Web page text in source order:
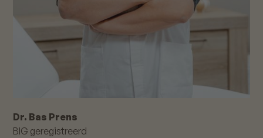
Dr. Bas Prens
BIG geregistreerd